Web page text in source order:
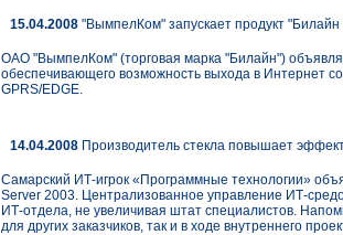
15.04.2008 "ВымпелКом" запускает продукт
ОАО "ВымпелКом" (торговая марка "Билайн")
обеспечивающего возможность выхода в Интернет
GPRS/EDGE.
14.04.2008 Производитель стекла повышает
Самарский ИТ-игрок «Программные технологии»
Server 2003. Централизованное управление ИТ-
ИТ-отдела, не увеличивая штат специалистов.
для других заказчиков, так и в ходе внутреннего